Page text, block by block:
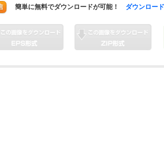
簡単に無料でダウンロードが可能！ ダウンロー